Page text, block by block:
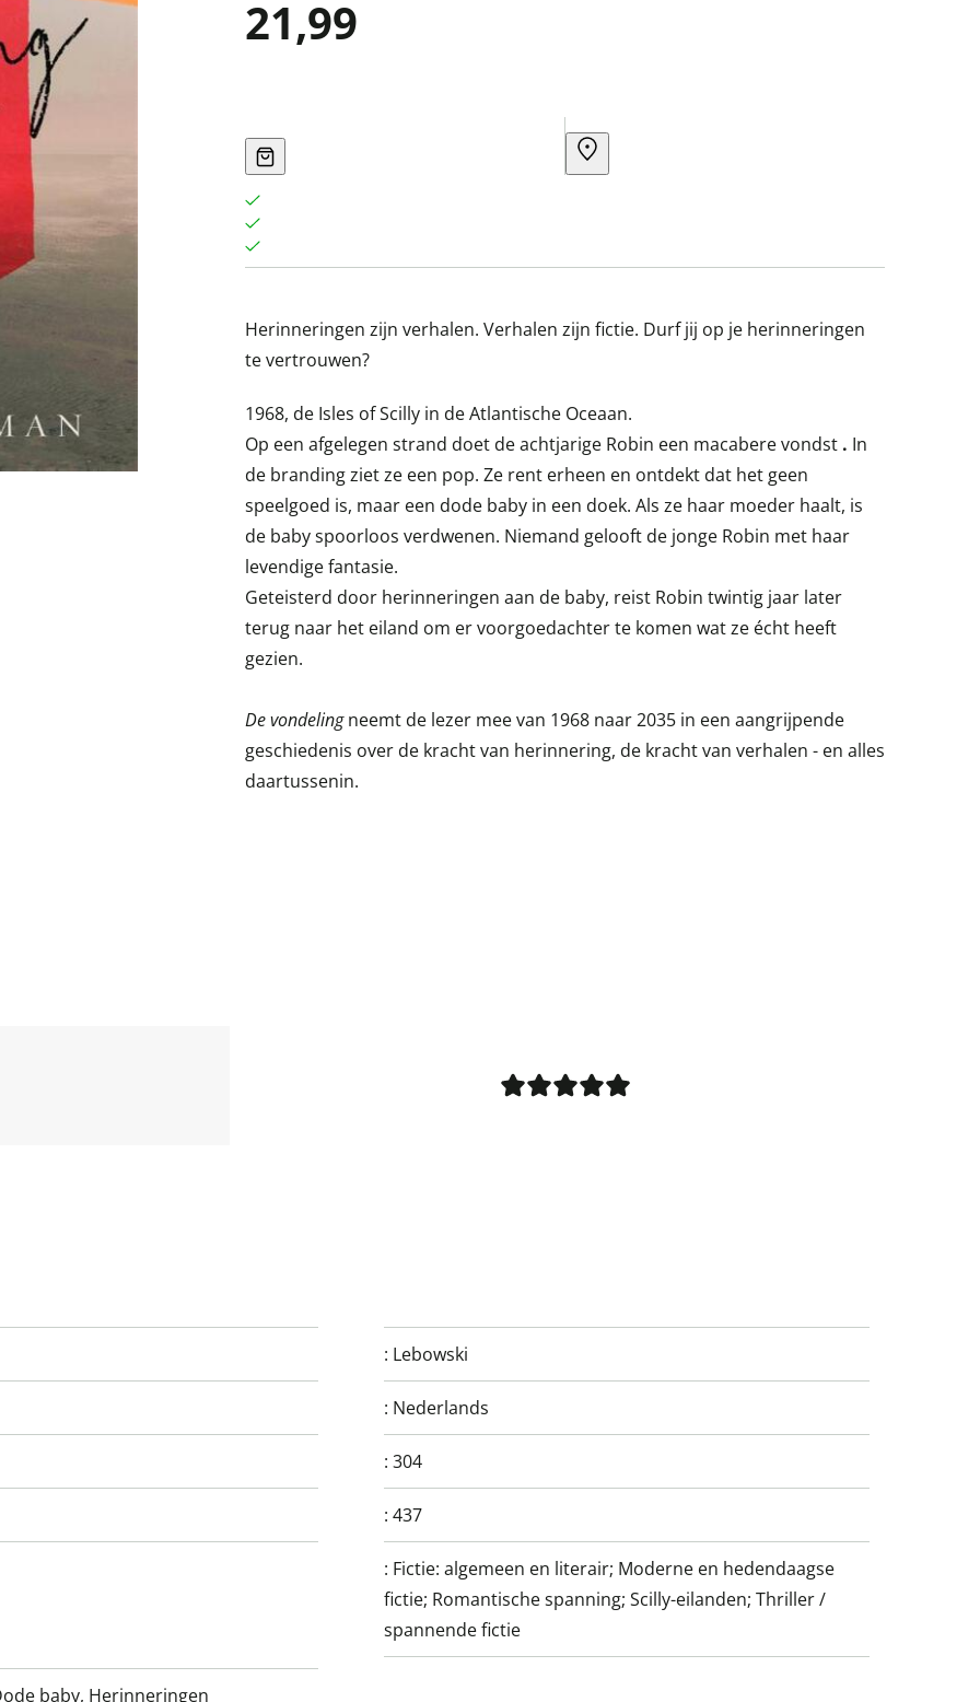
21,99
Herinneringen zijn verhalen. Verhalen zijn fictie. Durf jij op je herinneringen
te vertrouwen?
1968, de Isles of Scilly in de Atlantische Oceaan.
Op een afgelegen strand doet de achtjarige Robin een macabere vondst . In
de branding ziet ze een pop. Ze rent erheen en ontdekt dat het geen
speelgoed is, maar een dode baby in een doek. Als ze haar moeder haalt, is
de baby spoorloos verdwenen. Niemand gelooft de jonge Robin met haar
levendige fantasie.
Geteisterd door herinneringen aan de baby, reist Robin twintig jaar later
terug naar het eiland om er voorgoedachter te komen wat ze écht heeft
gezien.
De vondelingneemt de lezer mee van 1968 naar 2035 in een aangrijpende
geschiedenis over de kracht van herinnering, de kracht van verhalen - en alles
daartussenin.
: Lebowski
: Nederlands
:304
:437
: Fictie: algemeen en literair; Moderne en hedendaagse
fictie; Romantische spanning; Scilly-eilanden; Thriller /
spannende fictie
baby, Herinneringen